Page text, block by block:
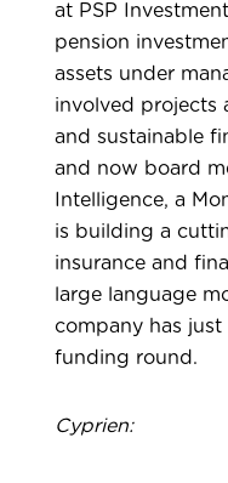
at PSP
pension
assets under
involved projects
and sustainable
and now board
Intelligence, a
is building a
insurance and
large language
company has just
funding round.
Cyprien: